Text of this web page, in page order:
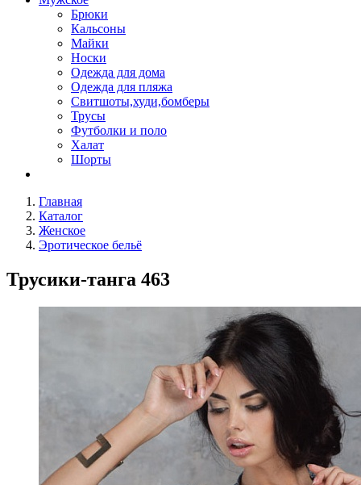
Брюки
Кальсоны
Майки
Носки
Одежда для дома
Одежда для пляжа
Свитшоты,худи,бомберы
Трусы
Футболки и поло
Халат
Шорты
Главная
Каталог
Женское
Эротическое бельё
Трусики-танга 463